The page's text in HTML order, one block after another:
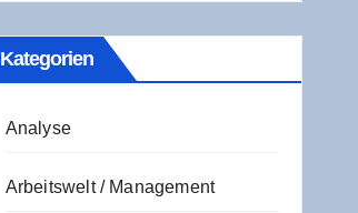
Kate­go­rien
Analyse
Arbeitswelt / Management